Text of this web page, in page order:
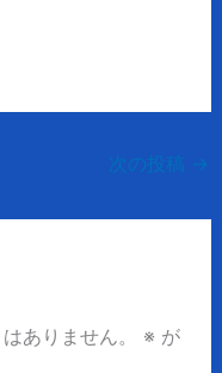
次の投稿 →
ありません。 ※ が